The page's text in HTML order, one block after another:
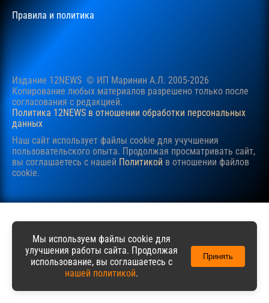
Правила и политика
Издание 12NEWS © ИП Маринин А.Л. 2005-2026
Копирование любых материалов разрешено только после
согласования c редакцией.
Политика 12NEWS в отношении обработки персональных
данных
Наш сайт использует файлы cookie для учучшения
пользовательского опыта. Продолжая просматривать сайт,
вы соглашаетесь с нашей Политикой в отношении файлов
cookie.
Мы используем файлы cookie для
улучшения работы сайта. Продолжая
использование, вы соглашаетесь с
нашей политикой.
Принять